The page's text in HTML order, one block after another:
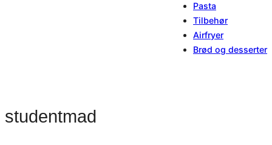
Pasta
Tilbehør
Airfryer
Brød og desserter
studentmad